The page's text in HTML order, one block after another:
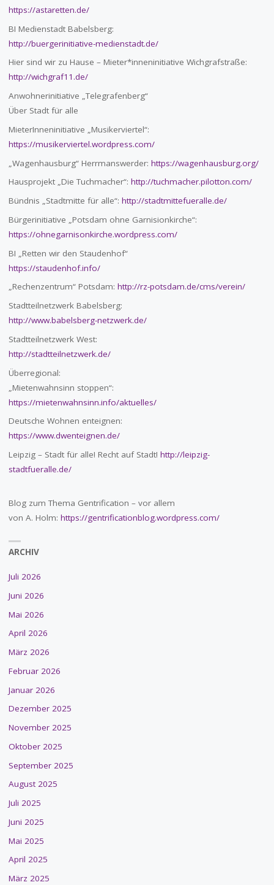
https://astaretten.de/
BI Medienstadt Babelsberg:
http://buergerinitiative-medienstadt.de/
Hier sind wir zu Hause – Mieter*inneninitiative Wichgrafstraße:
http://wichgraf11.de/
Anwohnerinitiative „Telegrafenberg“
Über Stadt für alle
MieterInneninitiative „Musikerviertel“:
https://musikerviertel.wordpress.com/
„Wagenhausburg“ Herrmanswerder: https://wagenhausburg.org/
Hausprojekt „Die Tuchmacher“: http://tuchmacher.pilotton.com/
Bündnis „Stadtmitte für alle“: http://stadtmittefueralle.de/
Bürgerinitiative „Potsdam ohne Garnisionkirche“:
https://ohnegarnisonkirche.wordpress.com/
BI „Retten wir den Staudenhof“
https://staudenhof.info/
„Rechenzentrum“ Potsdam: http://rz-potsdam.de/cms/verein/
Stadtteilnetzwerk Babelsberg:
http://www.babelsberg-netzwerk.de/
Stadtteilnetzwerk West:
http://stadtteilnetzwerk.de/
Überregional:
„Mietenwahnsinn stoppen“:
https://mietenwahnsinn.info/aktuelles/
Deutsche Wohnen enteignen:
https://www.dwenteignen.de/
Leipzig – Stadt für alle! Recht auf Stadt! http://leipzig-
stadtfueralle.de/
Blog zum Thema Gentrification – vor allem
von A. Holm: https://gentrificationblog.wordpress.com/
ARCHIV
Juli 2026
Juni 2026
Mai 2026
April 2026
März 2026
Februar 2026
Januar 2026
Dezember 2025
November 2025
Oktober 2025
September 2025
August 2025
Juli 2025
Juni 2025
Mai 2025
April 2025
März 2025